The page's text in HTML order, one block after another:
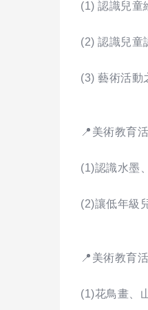
(1) 認識兒童
(2) 認識兒童
(3) 藝術活動
📍美術教育
(1)認識水墨
(2)讓低年級
📍美術教育
(1)花鳥畫、